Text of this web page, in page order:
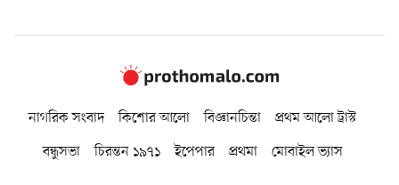
নাগরিক সংবাদ কিশোর আলো বিজ্ঞানচিন্তা
প্রথম আলো ট্রাস্ট
বন্ধুসভা
চিরন্তন ১৯৭১ ইপেপার প্রথমা মোবাইল ভ্যাস